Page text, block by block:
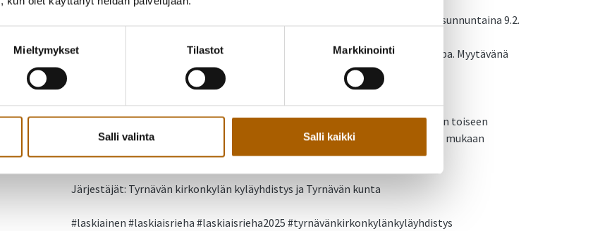
Mieltymykset Tilastot Markkinointi
Salli valinta Salli kaikki
Tyrnävän kirkonkylän kyläyhdistys järjestää jälleen koko perheen talviriehan sunnuntaina 9.2.
Ohjelmassa on muun muassa mäenlaskua, kisailua ja koko perheen ulkojumppa. Myytävänä
makkaraa ja mehua, käteis- tai korttimaksu. Säävaraus.
Vapaa pääsy, tervetuloa mukaan koko perheen voimin!
Huomaathan, että mäen lähellä on vähän tilaa parkkeerata. Eellusmiehentien toiseen
reunaan mahtuu parkkeeraamaan. Paikalle kannattaa tulla mahdollisuuksien mukaan
kävellen tai vaikkapa hiihtäen!
Järjestäjät: Tyrnävän kirkonkylän kyläyhdistys ja Tyrnävän kunta
#laskiainen #laskiaisrieha #laskiaisrieha2025 #tyrnävänkirkonkylänkyläyhdistys